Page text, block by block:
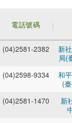
電話號碼
(04)2581-2382
新
局(
(04)2598-9334
和
(
(04)2581-1470
新